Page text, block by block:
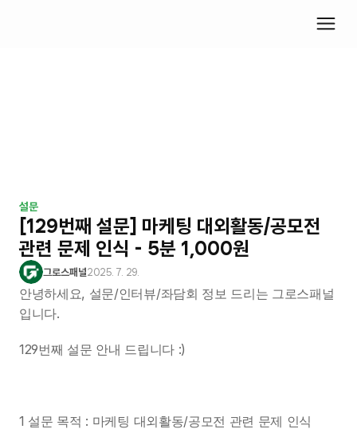
설문
[129번째 설문] 마케팅 대외활동/공모전
관련 문제 인식 - 5분 1,000원
그로스패널2025. 7. 29.
안녕하세요, 설문/인터뷰/좌담회 정보 드리는 그로스패널
입니다.
129번째 설문 안내 드립니다 :)
1 설문 목적 : 마케팅 대외활동/공모전 관련 문제 인식